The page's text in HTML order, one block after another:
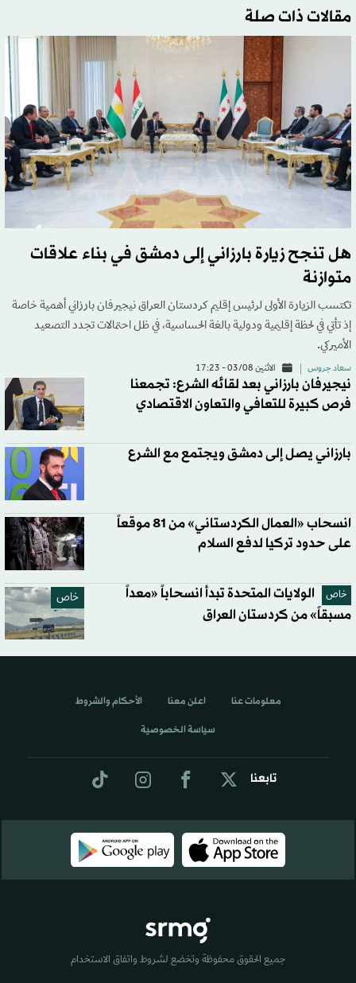
مقالات ذات صلة
هل تنجح زيارة بارزاني إلى دمشق في بناء علاقات
متوازنة
تكتسب الزيارة الأولى لرئيس إقليم كردستان العراق نيجيرفان بارزاني أهمية خاصة
إذ تأتي في لحظة إقليمية ودولية بالغة الحساسية، في ظل احتمالات تجدد التصعيد
الأميركي.
سعاد جروس الاثنين 03/08 - 17:23
نيجيرفان بارزاني بعد لقائه الشرع: تجمعنا
فرص كبيرة للتعافي والتعاون الاقتصادي
بارزاني يصل إلى دمشق ويجتمع مع الشرع
انسحاب «العمال الكردستاني» من 81 موقعاً
على حدود تركيا لدفع السلام
خاص خاص
الولايات المتحدة تبدأ انسحاباً «معداً
مسبقاً» من كردستان العراق
تابعنا
معلومات عنا اعلن معنا الأحكام والشروط
سياسة الخصوصية
جميع الحقوق محفوظة وتخضع لشروط واتفاق الاستخدام